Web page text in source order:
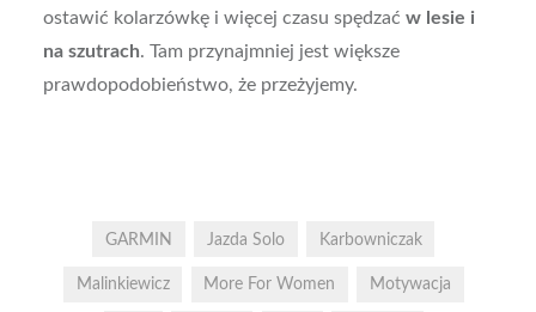
ostawić kolarzówkę i więcej czasu spędzać w lesie i
na szutrach. Tam przynajmniej jest większe
prawdopodobieństwo, że przeżyjemy.
GARMIN Jazda Solo Karbowniczak
Malinkiewicz More For Women Motywacja